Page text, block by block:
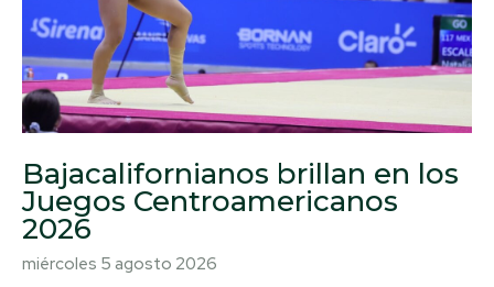
Bajacalifornianos brillan en los
Juegos Centroamericanos
2026
miércoles 5 agosto 2026